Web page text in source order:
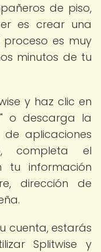
de piso,
es crear una
es muy
minutos de tu
y haz clic en
o descarga la
aplicaciones
completa el
tu información
dirección de
cuenta, estarás
Splitwise y